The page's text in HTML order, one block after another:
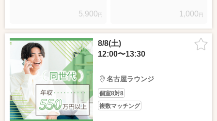
5,900 円 1,000 円
8/8(土)
12:00〜13:30
名古屋ラウンジ
個室8対8
複数マッチング